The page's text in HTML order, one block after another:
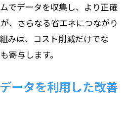
でデータを収集し、より正確
、さらなる省エネにつながり
みは、コスト削減だけでな
寄与します。
ータを利用した改善